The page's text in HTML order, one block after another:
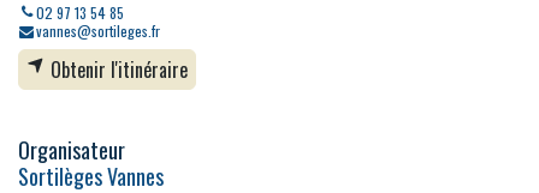
02 97 13 54 85
vannes@sortileges.fr
Obtenir l'itinéraire
Organisateur
Sortilèges Vannes